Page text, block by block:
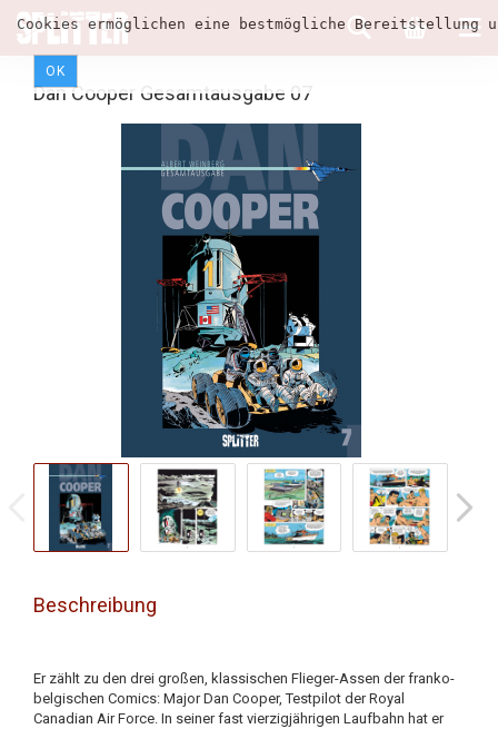
Cookies ermöglichen eine bestmögliche
OK
Dan Cooper Gesamtausgabe 07
Beschreibung
Er zählt zu den drei großen, klassischen Flieger-Assen der franko-
belgischen Comics: Major Dan Cooper, Testpilot der Royal
Canadian Air Force. In seiner fast vierzigjährigen Laufbahn hat er